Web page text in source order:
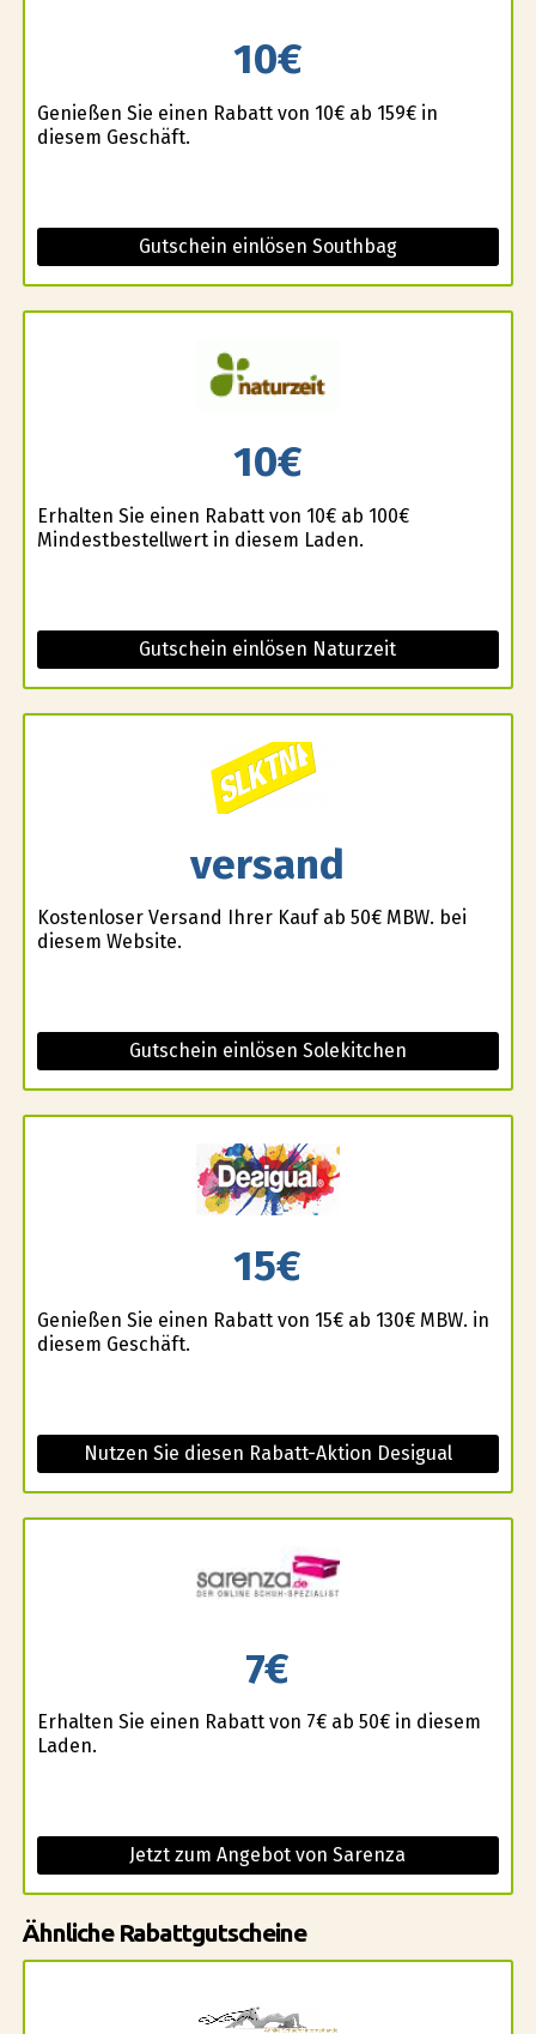
10€
Genießen Sie einen Rabatt von 10€ ab 159€ in
diesem Geschäft.
Gutschein einlösen Southbag
10€
Erhalten Sie einen Rabatt von 10€ ab 100€
Mindestbestellwert in diesem Laden.
Gutschein einlösen Naturzeit
versand
Kostenloser Versand Ihrer Kauf ab 50€ MBW. bei
diesem Website.
Gutschein einlösen Solekitchen
15€
Genießen Sie einen Rabatt von 15€ ab 130€ MBW. in
diesem Geschäft.
Nutzen Sie diesen Rabatt-Aktion Desigual
7€
Erhalten Sie einen Rabatt von 7€ ab 50€ in diesem
Laden.
Jetzt zum Angebot von Sarenza
Ähnliche Rabattgutscheine